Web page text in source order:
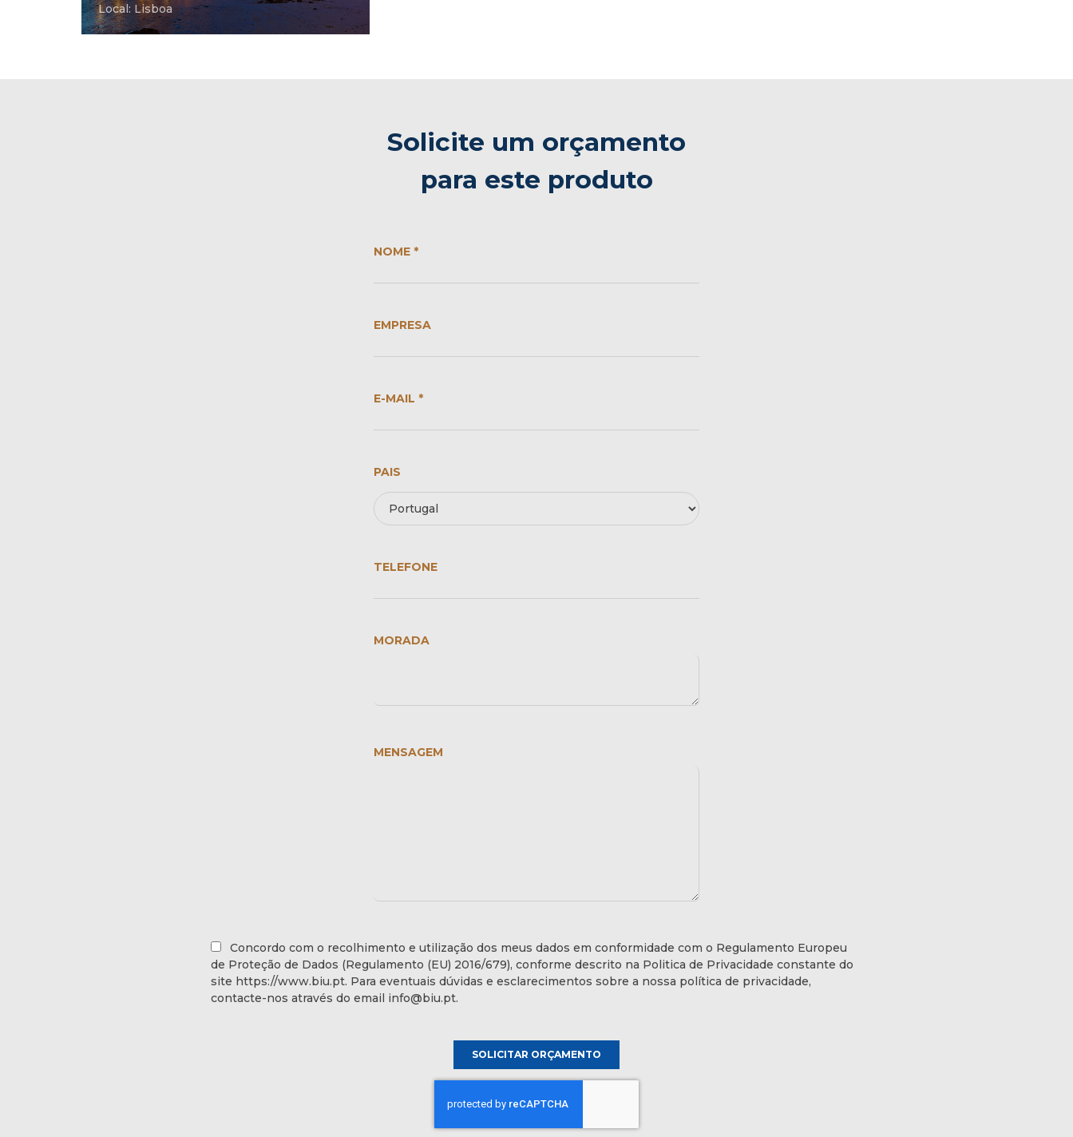
Local: Lisboa
Solicite um orçamento
para este produto
NOME *
EMPRESA
E-MAIL *
PAIS
TELEFONE
MORADA
MENSAGEM
Concordo com o recolhimento e utilização dos meus dados em conformidade com o Regulamento Europeu
de Proteção de Dados (Regulamento (EU) 2016/679), conforme descrito na Politica de Privacidade constante do
site https://www.biu.pt. Para eventuais dúvidas e esclarecimentos sobre a nossa política de privacidade,
contacte-nos através do email info@biu.pt.
SOLICITAR ORÇAMENTO